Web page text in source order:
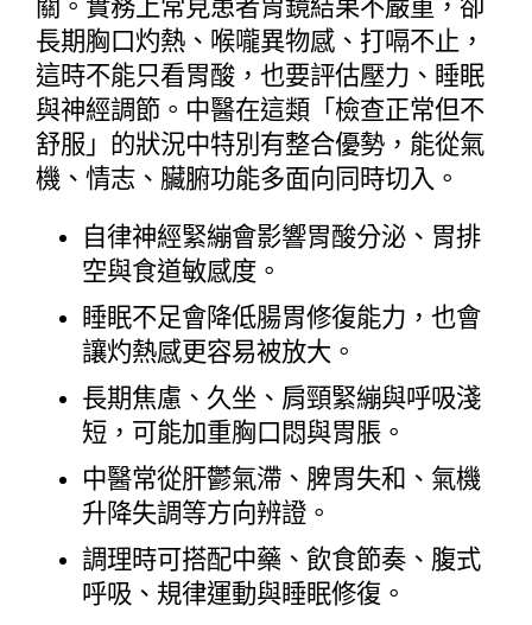
關。實務上常見患者胃鏡結果不嚴重，卻
長期胸口灼熱、喉嚨異物感、打嗝不止，
這時不能只看胃酸，也要評估壓力、睡眠
與神經調節。中醫在這類「檢查正常但不
舒服」的狀況中特別有整合優勢，能從氣
機、情志、臟腑功能多面向同時切入。
自律神經緊繃會影響胃酸分泌、胃排
空與食道敏感度。
睡眠不足會降低腸胃修復能力，也會
讓灼熱感更容易被放大。
長期焦慮、久坐、肩頸緊繃與呼吸淺
短，可能加重胸口悶與胃脹。
中醫常從肝鬱氣滯、脾胃失和、氣機
升降失調等方向辨證。
調理時可搭配中藥、飲食節奏、腹式
呼吸、規律運動與睡眠修復。